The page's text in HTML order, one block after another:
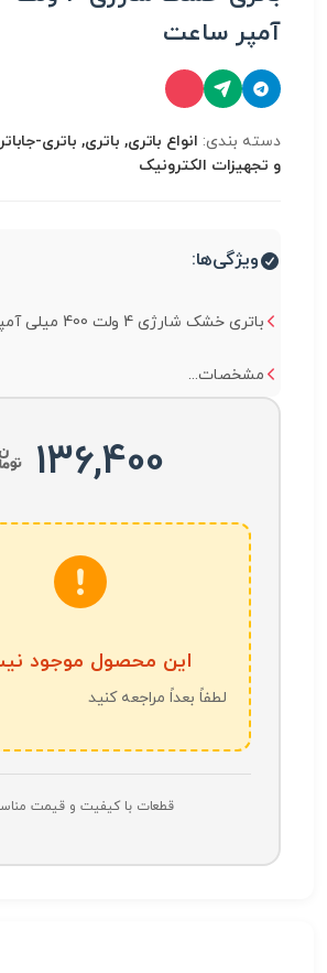
آمپر ساعت
دسته بندی: انواع باتری, باتری, باتری-
و تجهیزات الکترونیک
ویژگی‌ها:
باتری خشک شارژی 4 ولت 400 میلی آمپر ساعت...
مشخصات...
136,400
این محصول موجود
لطفاً بعداً مراجعه کنید
قطعات با کیفیت و قیمت